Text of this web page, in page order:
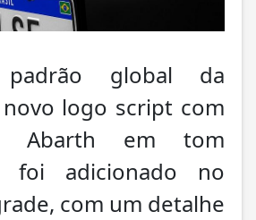
padrão global da
logo script com
Abarth em tom
foi adicionado no
com um detalhe